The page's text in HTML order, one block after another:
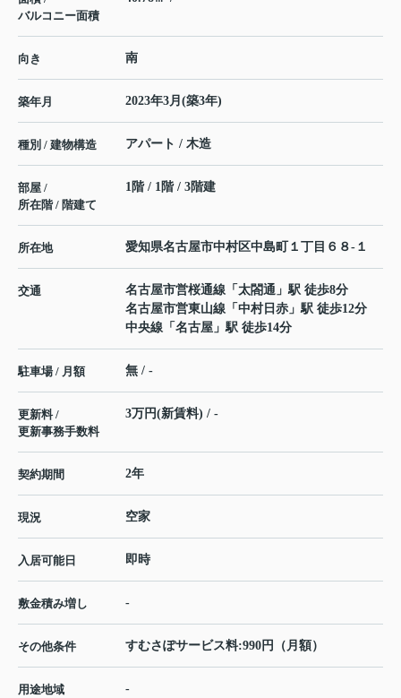
バルコニー面積
向き 南
築年月 2023年3月(築3年)
種別 / 建物構造 アパート / 木造
部屋 /
所在階 / 階建て
1階 / 1階 / 3階建
所在地 愛知県名古屋市中村区中島町 １丁目６８-１
交通 名古屋市営桜通線 「 太閤通 」駅 徒歩8分
名古屋市営東山線 「 中村日赤 」駅 徒歩12分
中央線 「 名古屋 」駅 徒歩14分
駐車場 / 月額 無 / -
更新料 /
更新事務手数料
3万円(新賃料) / -
契約期間 2年
現況 空家
入居可能日 即時
敷金積み増し -
その他条件 すむさぽサービス料:990円（月額）
用途地域 -